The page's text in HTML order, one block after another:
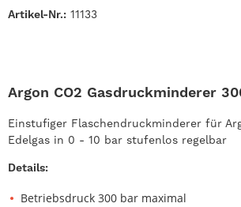
Artikel-Nr.: 11133
Argon CO2 Gasdruckminderer
Einstufiger Flaschendruckminderer für
Edelgas in 0 - 10 bar stufenlos regelbar
Details:
Betriebsdruck 300 bar maximal